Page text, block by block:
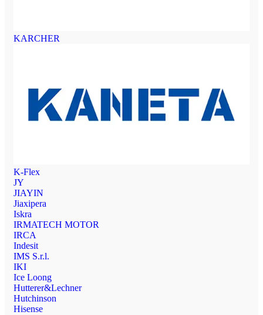
KARCHER
K-Flex
JY
JIAYIN
Jiaxipera
Iskra
IRMATECH MOTOR
IRCA
Indesit
IMS S.r.l.
IKI
Ice Loong
Hutterer&Lechner
Hutchinson
Hisense